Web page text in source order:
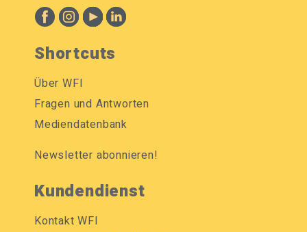
Shortcuts
Über WFI
Fragen und Antworten
Mediendatenbank
Newsletter abonnieren!
Kundendienst
Kontakt WFI